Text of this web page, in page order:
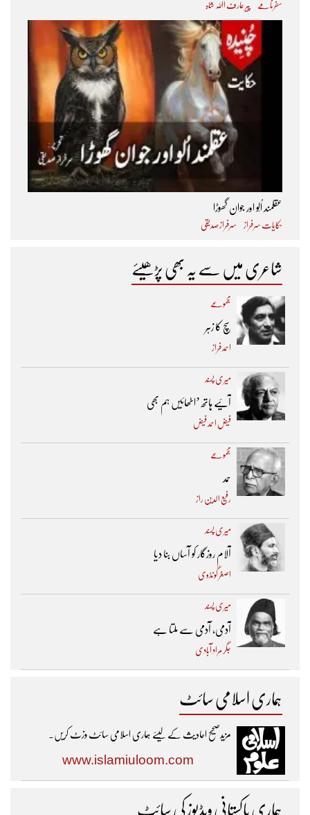
سفرنامے پیر عارف اﷲ شاہ
عقلمند اُلّو اور جوان گھوڑا
حکایات سرفراز سرفراز صدیقی
شاعری میں سے یہ بھی پڑھیئے
مجموعے
سچ کا زہر
احمد فراز
میری پسند
آئیے ہاتھ ’اٹھائیں ہم بھی
فیض احمد فیض
مجموعے
حمد
رفیع الدین راز
میری پسند
آلام روزگار کو آساں بنا دیا
اصغر گونڈوی
میری پسند
آدمی، آدمی سے ملتا ہے
جگر مراد آبادی
ہماری اسلامی سائٹ
مزیدصحیح احادیث کے لیئے ہماری اسلامی سائٹ وزٹ کریں۔
www.islamiuloom.com
ہماری پاکستانی ویڈیوز کی سائٹ